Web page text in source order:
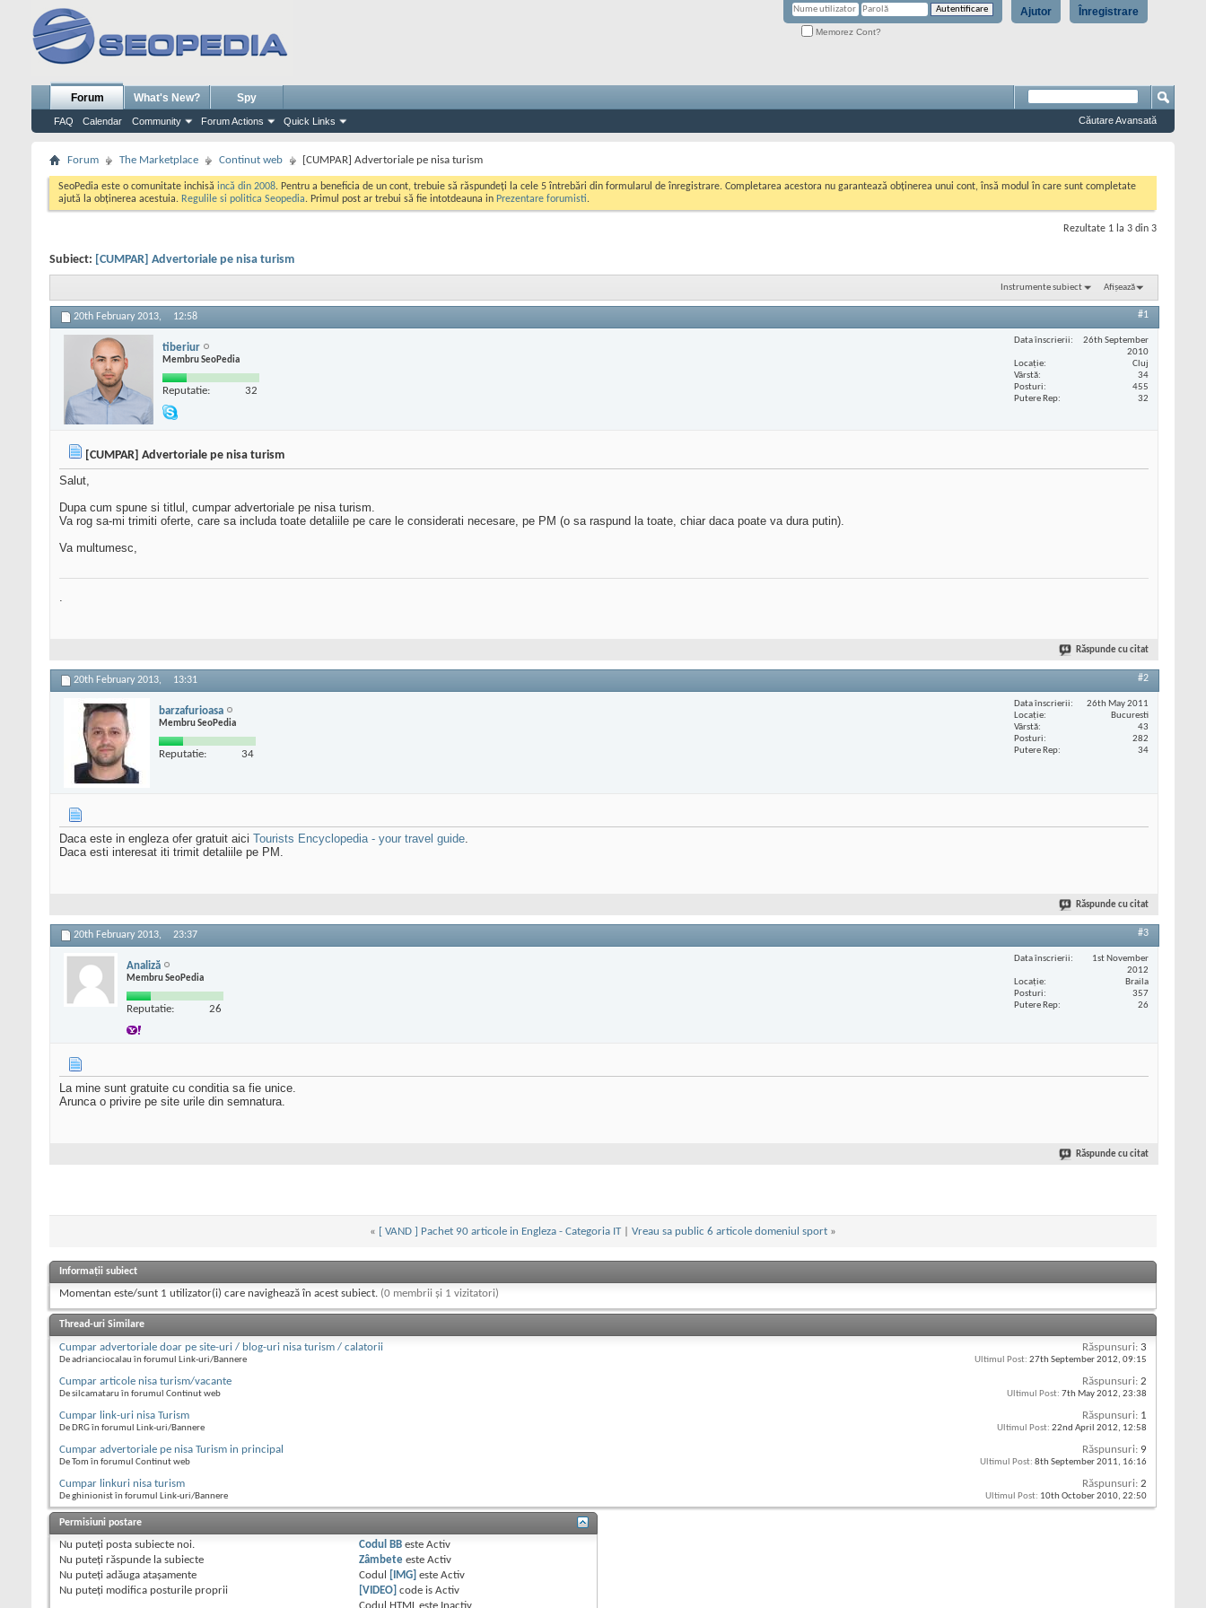
Înregistrare
Ajutor
Memorez Cont?
Forum
FAQ Calendar Community Forum Actions Quick Links
What's New? Spy
Căutare Avansată
Forum The Marketplace Continut web [CUMPAR] Advertoriale pe nisa turism
SeoPedia este o comunitate inchisă incă din 2008. Pentru a beneficia de un cont, trebuie să răspundeți la cele 5 întrebări din formularul de înregistrare. Completarea acestora nu garantează obținerea unui cont, însă modul în care sunt completate
ajută la obținerea acestuia. Regulile si politica Seopedia. Primul post ar trebui să fie intotdeauna in Prezentare forumisti.
Rezultate 1 la 3 din 3
Subiect: [CUMPAR] Advertoriale pe nisa turism
Instrumente subiect Afișează
20th February 2013, 12:58 #1
tiberiur
Membru SeoPedia
Reputatie: 32
Data înscrierii
26th September
2010
Locaţie
Cluj
Vârstă
34
Posturi
455
Putere Rep
32
[CUMPAR] Advertoriale pe nisa turism
Salut,
Dupa cum spune si titlul, cumpar advertoriale pe nisa turism.
Va rog sa-mi trimiti oferte, care sa includa toate detaliile pe care le considerati necesare, pe PM (o sa raspund la toate, chiar daca poate va dura putin).
Va multumesc,
.
Răspunde cu citat
20th February 2013, 13:31 #2
barzafurioasa
Membru SeoPedia
Reputatie: 34
Data înscrierii
26th May 2011
Locaţie
Bucuresti
Vârstă
43
Posturi
282
Putere Rep
34
Daca este in engleza ofer gratuit aici Tourists Encyclopedia - your travel guide.
Daca esti interesat iti trimit detaliile pe PM.
Răspunde cu citat
20th February 2013, 23:37 #3
Analiză
Membru SeoPedia
Reputatie: 26
Data înscrierii
1st November
2012
Locaţie
Braila
Posturi
357
Putere Rep
26
La mine sunt gratuite cu conditia sa fie unice.
Arunca o privire pe site urile din semnatura.
Răspunde cu citat
« [ VAND ] Pachet 90 articole in Engleza - Categoria IT| Vreau sa public 6 articole domeniul sport »
Informații subiect
Momentan este/sunt 1 utilizator(i) care navighează în acest subiect. (0 membrii și 1 vizitatori)
Thread-uri Similare
Cumpar advertoriale doar pe site-uri / blog-uri nisa turism / calatorii
De adrianciocalau în forumul Link-uri/Bannere
Răspunsuri: 3
Ultimul Post: 27th September 2012, 09:15
Cumpar articole nisa turism/vacante
De silcamataru în forumul Continut web
Răspunsuri: 2
Ultimul Post: 7th May 2012, 23:38
Cumpar link-uri nisa Turism
De DRG în forumul Link-uri/Bannere
Răspunsuri: 1
Ultimul Post: 22nd April 2012, 12:58
Cumpar advertoriale pe nisa Turism in principal
De Tom în forumul Continut web
Răspunsuri: 9
Ultimul Post: 8th September 2011, 16:16
Cumpar linkuri nisa turism
De ghinionist în forumul Link-uri/Bannere
Răspunsuri: 2
Ultimul Post: 10th October 2010, 22:50
Permisiuni postare
Nu puteţi posta subiecte noi.
Nu puteţi răspunde la subiecte
Nu puteţi adăuga ataşamente
Nu puteţi modifica posturile proprii
Codul BB esteActiv
Zâmbete esteActiv
Codul
[IMG] esteActiv
[VIDEO] code isActiv